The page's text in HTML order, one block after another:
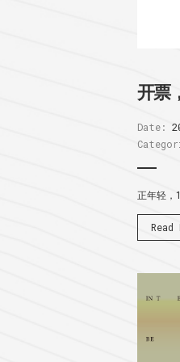
开票
Date:
正年轻